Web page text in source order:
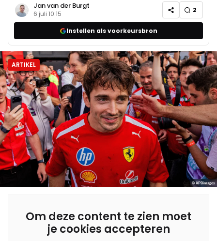
Jan van der Burgt
6 juli 10:15 2
Instellen als voorkeursbron
ARTIKEL
© XPBimages
Om deze content te zien moet
je cookies accepteren